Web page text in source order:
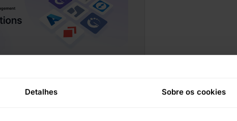
Detalhes Sobre os cookies